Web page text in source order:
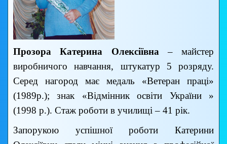
Прозора Катерина Олексіївна – майстер
виробничого навчання, штукатур 5 розряду.
Серед нагород має медаль «Ветеран праці»
(1989р.); знак «Відмінник освіти України »
(1998 р.). Стаж роботи в училищі – 41 рік.
Запорукою успішної роботи Катерини